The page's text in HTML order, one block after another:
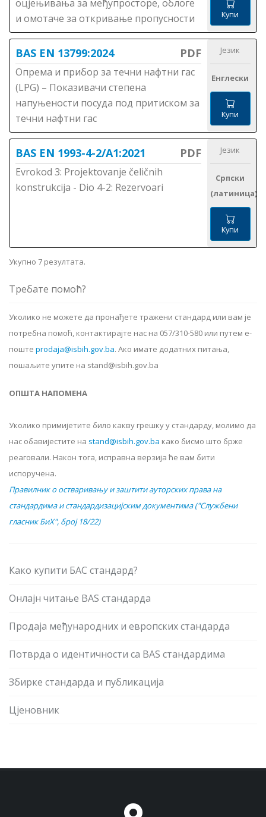
оцјењивања за међупросторе, облоге
и омотаче за откривање пропусности
Купи
BAS EN 13799:2024 PDF
Опрема и прибор за течни нафтни гас
(LPG) – Показивачи степена
напуњености посуда под притиском за
течни нафтни гас
Језик
Енглески
Купи
BAS EN 1993-4-2/A1:2021 PDF
Evrokod 3: Projektovanje čeličnih
konstrukcija - Dio 4-2: Rezervoari
Језик
Српски
(латиница)
Купи
Укупно 7 резултата.
Требате помоћ?
Уколико не можете да пронађете тражени стандард или вам је
потребна помоћ, контактирајте нас на 057/310-580 или путем е-
поште prodaja@isbih.gov.ba. Ако имате додатних питања,
пошаљите упите на stand@isbih.gov.ba
ОПШТА НАПОМЕНА
Уколико примијетите било какву грешку у стандарду, молимо да
нас обавијестите на stand@isbih.gov.ba како бисмо што брже
реаговали. Након тога, исправна верзија ће вам бити
испоручена.
Правилник о остваривању и заштити ауторских права на
стандардима и стандардизацијским документима ("Службени
гласник БиХ", број 18/22)
Како купити БАС стандард?
Онлајн читање BAS стандарда
Продаја међународних и европских стандарда
Потврда о идентичности са BAS стандардима
Збирке стандарда и публикација
Цјеновник